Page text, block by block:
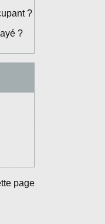
?
?
page